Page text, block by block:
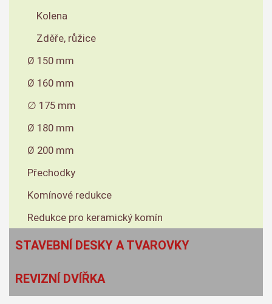
Kolena
Zděře, růžice
Ø 150 mm
Ø 160 mm
∅ 175 mm
Ø 180 mm
Ø 200 mm
Přechodky
Komínové redukce
Redukce pro keramický komín
STAVEBNÍ DESKY A TVAROVKY
REVIZNÍ DVÍŘKA